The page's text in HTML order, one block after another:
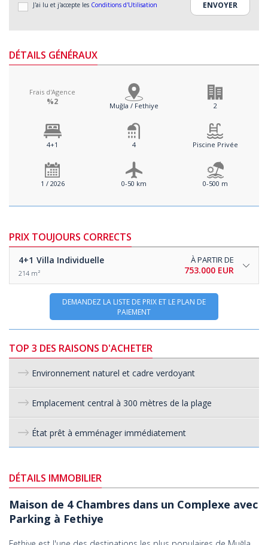
J'ai lu et j'accepte les Conditions d'Utilisation
DÉTAILS GÉNÉRAUX
Frais d'Agence
%2 Muğla / Fethiye 2
4+1 4 Piscine Privée
1 / 2026 0-50 km 0-500 m
PRIX TOUJOURS CORRECTS
4+1 Villa Individuelle
214 m²
À PARTIR DE
753.000 EUR
DEMANDEZ LA LISTE DE PRIX ET LE PLAN DE
PAIEMENT
TOP 3 DES RAISONS D'ACHETER
Environnement naturel et cadre verdoyant
Emplacement central à 300 mètres de la plage
État prêt à emménager immédiatement
DÉTAILS IMMOBILIER
Maison de 4 Chambres dans un Complexe avec
Parking à Fethiye